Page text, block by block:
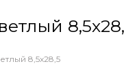
8,5х28,5